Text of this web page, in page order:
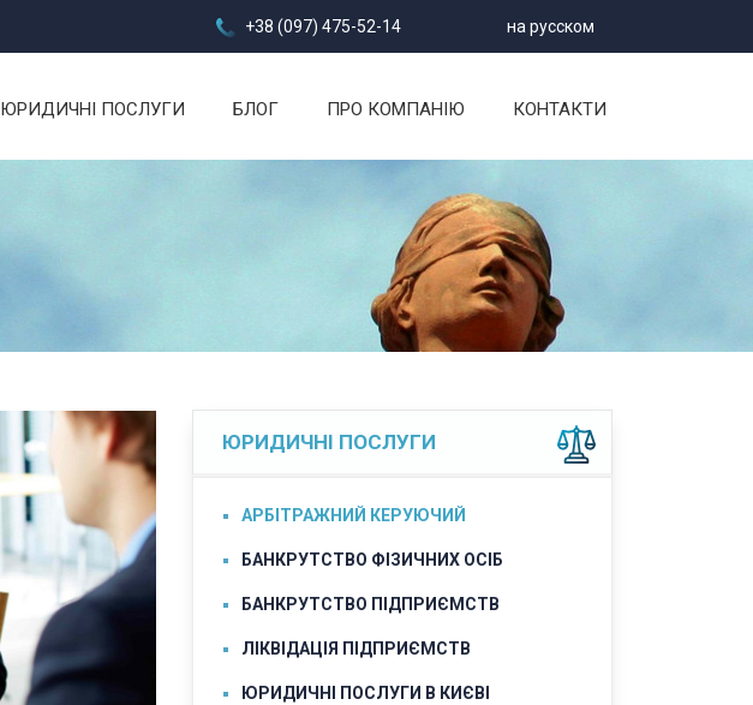
+38 (097) 475-52-14 на русском
ЮРИДИЧНІ ПОСЛУГИ БЛОГ ПРО КОМПАНІЮ КОНТАКТИ
ЮРИДИЧНІ ПОСЛУГИ
АРБІТРАЖНИЙ КЕРУЮЧИЙ
БАНКРУТСТВО ФІЗИЧНИХ ОСІБ
БАНКРУТСТВО ПІДПРИЄМСТВ
ЛІКВІДАЦІЯ ПІДПРИЄМСТВ
ЮРИДИЧНІ ПОСЛУГИ В КИЄВІ